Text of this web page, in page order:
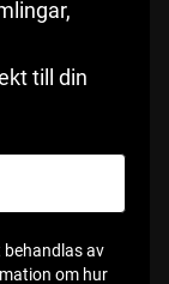
till din
av
om hur